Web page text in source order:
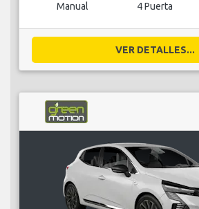
Manual 4 Puerta
VER DETALLES...